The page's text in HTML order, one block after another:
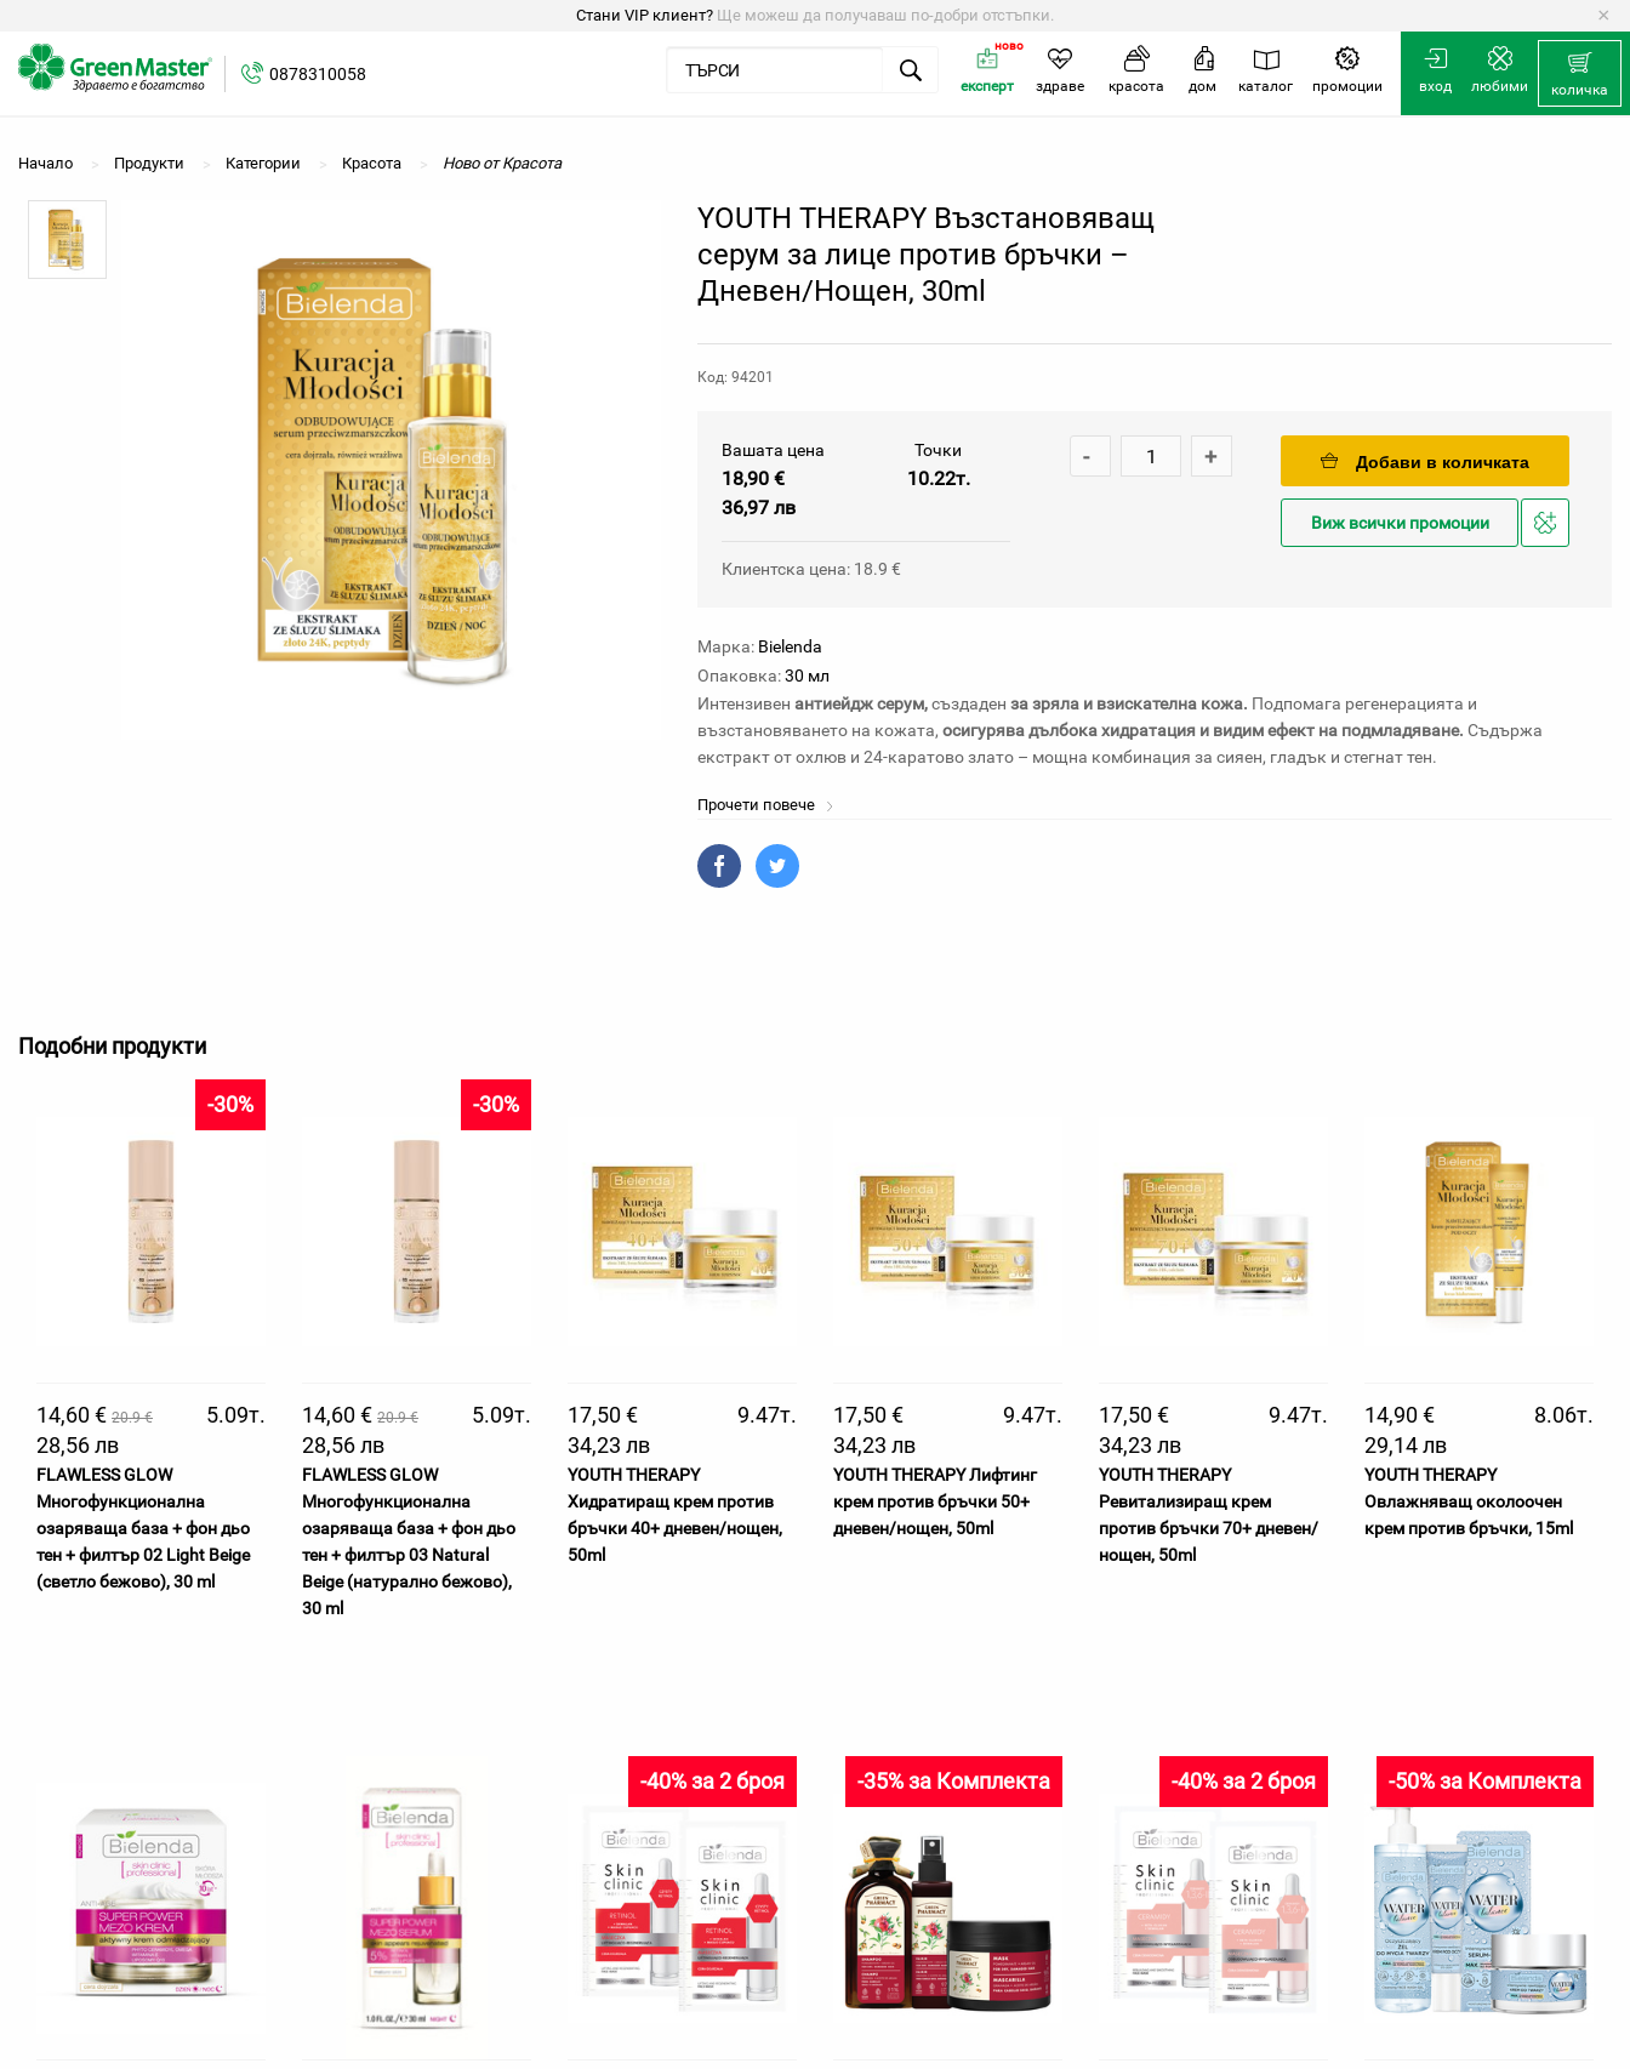
Стани VIP клиент? Ще можеш да получаваш по-добри отстъпки. ×
0878310058
вход любими количка
експерт
ново
здраве красота дом каталог промоции
Начало Продукти Категории Красота Ново от Красота
YOUTH THERAPY Възстановяващ
серум за лице против бръчки –
Дневен/Нощен, 30ml
Код: 94201
Вашата цена
18,90 €
36,97 лв
Точки
10.22т.
Клиентска цена: 18.9 €
- + Добави в количката
Виж всички промоции
Добави
Марка: Bielenda
Опаковка:30 мл
Интензивен антиейдж серум,създаден за зряла и взискателна кожа. Подпомага регенерацията и
възстановяването на кожата, осигурява дълбока хидратация и видим ефект на подмладяване. Съдържа
екстракт от охлюв и 24-каратово злато – мощна комбинация за сияен, гладък и стегнат тен.
Прочети повече
Подобни продукти
14,60 € 20.9 €
-30%
5.09т.
28,56 лв
FLAWLESS GLOW
Многофункционална
озаряваща база + фон дьо
тен + филтър 02 Light Beige
(светло бежово), 30 ml
14,60 € 20.9 €
-30%
5.09т.
28,56 лв
FLAWLESS GLOW
Многофункционална
озаряваща база + фон дьо
тен + филтър 03 Natural
Beige (натурално бежово),
30 ml
17,50 €
9.47т.
34,23 лв
YOUTH THERAPY
Хидратиращ крем против
бръчки 40+ дневен/нощен,
50ml
17,50 €
9.47т.
34,23 лв
YOUTH THERAPY Лифтинг
крем против бръчки 50+
дневен/нощен, 50ml
17,50 €
9.47т.
34,23 лв
YOUTH THERAPY
Ревитализиращ крем
против бръчки 70+ дневен/
нощен, 50ml
14,90 €
8.06т.
29,14 лв
YOUTH THERAPY
Овлажняващ околоочен
крем против бръчки, 15ml
-40% за 2 броя -35% за Комплекта -40% за 2 броя -50% за Комплекта